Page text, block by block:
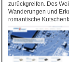
zurückgreifen. Des
Wanderungen und
romantische